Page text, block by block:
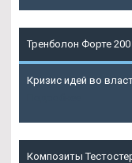
Тренболон Форте
Кризис идей во
Композиты